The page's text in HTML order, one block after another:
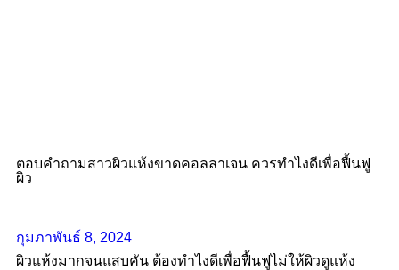
ตอบคำถามสาวผิวแห้งขาดคอลลาเจน ควรทําไงดีเพื่อฟื้นฟู
ผิว
กุมภาพันธ์ 8, 2024
ผิวแห้งมากจนแสบคัน ต้องทำไงดีเพื่อฟื้นฟูไม่ให้ผิวดูแห้ง